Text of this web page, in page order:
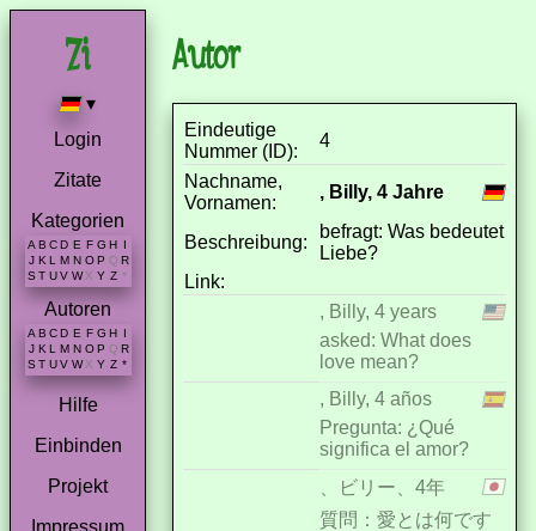
▾
Login
Zitate
Kategorien
A B C D E F G H I
J K L M N O P Q R
S T U V W X Y Z *
Autoren
A B C D E F G H
J K L M N O P Q R
S T U V W X Y Z *
Hilfe
Einbinden
Projekt
Autor
Eindeutige
Nummer (ID):
4
Nachname,
Vornamen:
, Billy, 4 Jahre
Beschreibung:
befragt: Was bedeutet
Liebe?
Link:
, Billy, 4 years
asked: What does
love mean?
, Billy, 4 años
Pregunta: ¿Qué
significa el amor?
、ビリー、4年
質問：愛とは何です